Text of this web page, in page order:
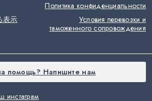
инстаграм
Политика конфиденциальности
表示
Условия перевозки и
таможенного сопровождения
помощь? Напишите нам